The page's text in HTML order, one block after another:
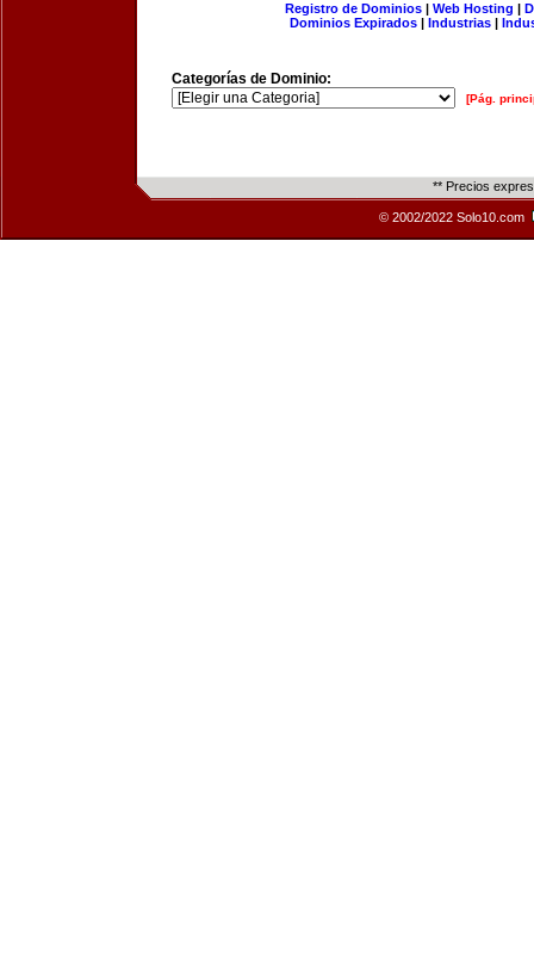
Registro de Dominios| Web Hosting |
Dominios Expirados | Industrias |
Categorías de Dominio:
[Pág.
** Precios
© 2002/2022 Solo10.com